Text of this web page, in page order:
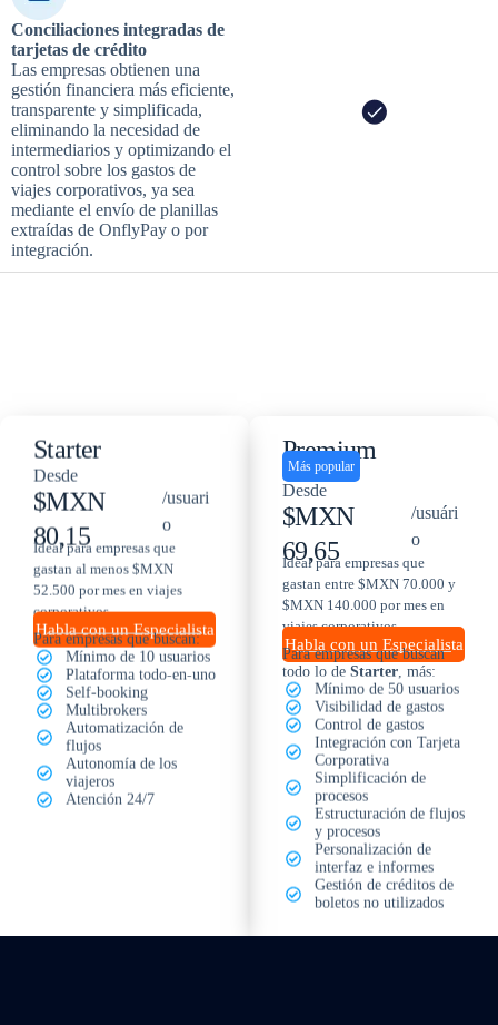
Conciliaciones integradas de
tarjetas de crédito
Las empresas obtienen una
gestión financiera más eficiente,
transparente y simplificada,
eliminando la necesidad de
intermediarios y optimizando el
control sobre los gastos de
viajes corporativos, ya sea
mediante el envío de planillas
extraídas de OnflyPay o por
integración.
Starter
Desde
$MXN
80,15
/usuari
o
Ideal para empresas que
gastan al menos $MXN
52.500 por mes en viajes
corporativos.
Habla con un Especialista
Para empresas que buscan:
Mínimo de 10 usuarios
Plataforma todo-en-uno
Self-booking
Multibrokers
Automatización de
flujos
Autonomía de los
viajeros
Atención 24/7
Premium
Más popular
Desde
$MXN
69,65
/usuári
o
Ideal para empresas que
gastan entre $MXN 70.000 y
$MXN 140.000 por mes en
viajes corporativos.
Habla con un Especialista
Para empresas que buscan
todo lo de Starter , más:
Mínimo de 50 usuarios
Visibilidad de gastos
Control de gastos
Integración con Tarjeta
Corporativa
Simplificación de
procesos
Estructuración de flujos
y procesos
Personalización de
interfaz e informes
Gestión de créditos de
boletos no utilizados